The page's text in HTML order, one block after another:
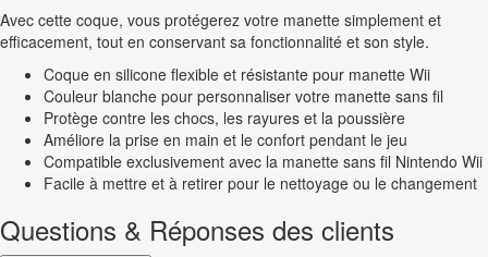
Avec cette coque, vous protégerez votre manette simplement et
efficacement, tout en conservant sa fonctionnalité et son style.
Coque en silicone flexible et résistante pour manette Wii
Couleur blanche pour personnaliser votre manette sans fil
Protège contre les chocs, les rayures et la poussière
Améliore la prise en main et le confort pendant le jeu
Compatible exclusivement avec la manette sans fil Nintendo Wii
Facile à mettre et à retirer pour le nettoyage ou le changement
Questions & Réponses des clients